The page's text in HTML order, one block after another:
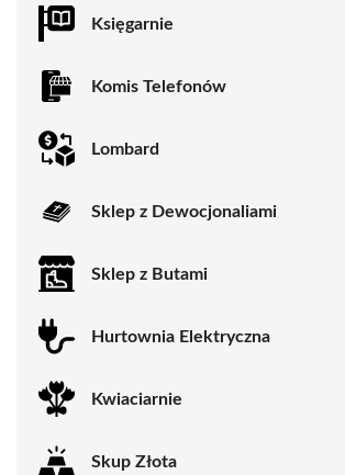
Księgarnie
Komis Telefonów
Lombard
Sklep z Dewocjonaliami
Sklep z Butami
Hurtownia Elektryczna
Kwiaciarnie
Skup Złota